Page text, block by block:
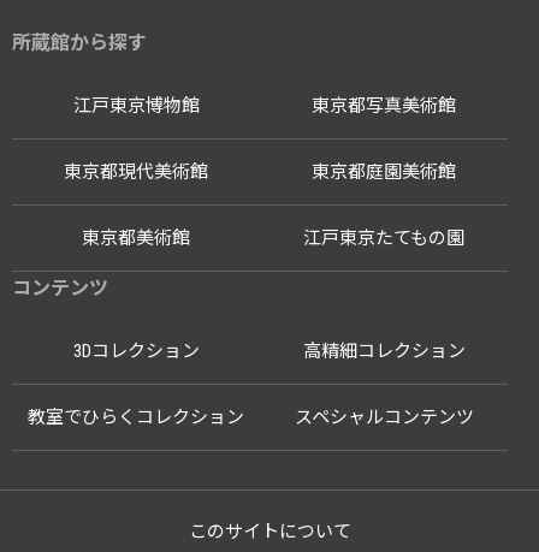
所蔵館から探す
江戸東京博物館
江戸東京たてもの園
東京都写真美術館
東京都現代美術館 東京都庭園美術館
東京都美術館
コンテンツ
3Dコレクション 高精細コレクション
教室でひらくコレクション スペシャルコンテンツ
このサイトについて